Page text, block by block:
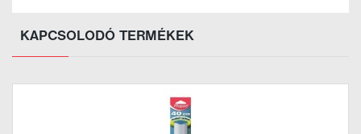
KAPCSOLODÓ TERMÉKEK